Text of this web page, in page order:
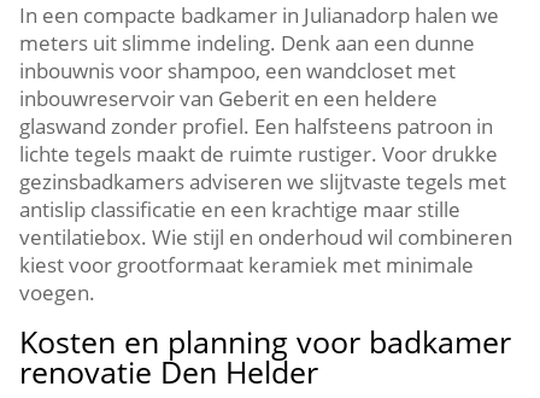
In een compacte badkamer in Julianadorp halen we
meters uit slimme indeling.​ Denk aan een dunne
inbouwnis voor shampoo, een wandcloset met
inbouwreservoir van Geberit en een heldere
glaswand zonder profiel.​ Een halfsteens patroon in
lichte tegels maakt de ruimte rustiger.​ Voor drukke
gezinsbadkamers adviseren we slijtvaste tegels met
antislip classificatie en een krachtige maar stille
ventilatiebox.​ Wie stijl en onderhoud wil combineren
kiest voor grootformaat keramiek met minimale
voegen.​
Kosten en planning voor badkamer
renovatie Den Helder